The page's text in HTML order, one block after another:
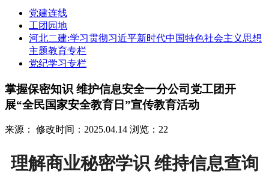
党建连线
工团园地
河北二建:学习贯彻习近平新时代中国特色社会主义思想
主题教育专栏
党纪学习专栏
掌握保密知识 维护信息安全一分公司党工团开
展“全民国家安全教育日”宣传教育活动
来源： 修改时间：2025.04.14 浏览：22
理解商业秘密学识 维持信息查询